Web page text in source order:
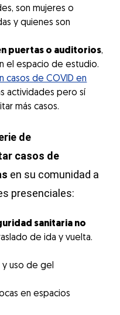
son mujeres o
y quienes son
puertas o auditorios,
el espacio de estudio.
casos de COVID en
actividades pero sí
más casos.
de
casos de
en su comunidad a
presenciales:
sanitaria no
de ida y vuelta.
uso de gel
en espacios